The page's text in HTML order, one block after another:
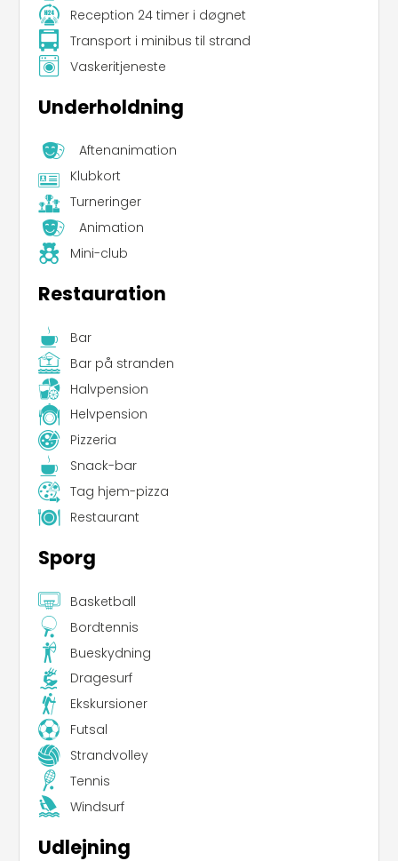
Reception 24 timer i døgnet
Transport i minibus til strand
Vaskeritjeneste
Underholdning
Aftenanimation
Klubkort
Turneringer
Animation
Mini-club
Restauration
Bar
Bar på stranden
Halvpension
Helvpension
Pizzeria
Snack-bar
Tag hjem-pizza
Restaurant
Sporg
Basketball
Bordtennis
Bueskydning
Dragesurf
Ekskursioner
Futsal
Strandvolley
Tennis
Windsurf
Udlejning